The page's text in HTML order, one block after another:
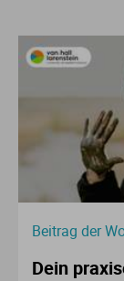
Beitrag der
Dein